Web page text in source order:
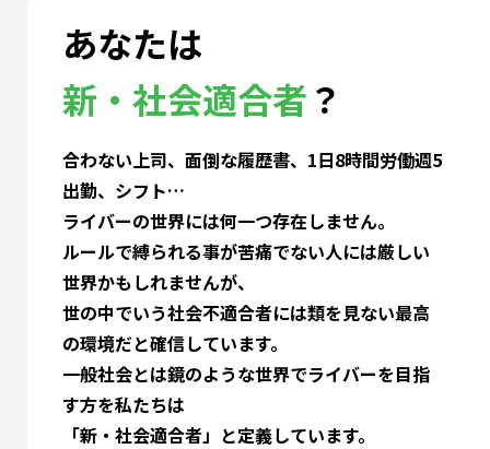
あなたは
新・社会適合者？
合わない上司、面倒な履歴書、1日8時間労働週5
出勤、シフト…
ライバーの世界には何一つ存在しません。
ルールで縛られる事が苦痛でない人には厳しい
世界かもしれませんが、
世の中でいう社会不適合者には類を見ない最高
の環境だと確信しています。
一般社会とは鏡のような世界でライバーを目指
す方を私たちは
「新・社会適合者」と定義しています。